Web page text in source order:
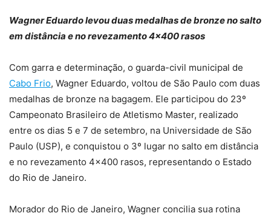
Wagner Eduardo levou duas medalhas de bronze no salto
em distância e no revezamento 4×400 rasos
Com garra e determinação, o guarda-civil municipal de
Cabo Frio, Wagner Eduardo, voltou de São Paulo com duas
medalhas de bronze na bagagem. Ele participou do 23º
Campeonato Brasileiro de Atletismo Master, realizado
entre os dias 5 e 7 de setembro, na Universidade de São
Paulo (USP), e conquistou o 3º lugar no salto em distância
e no revezamento 4×400 rasos, representando o Estado
do Rio de Janeiro.
Morador do Rio de Janeiro, Wagner concilia sua rotina